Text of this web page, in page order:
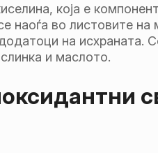
која е
наоѓа во листовите
на исхраната.
и маслото.